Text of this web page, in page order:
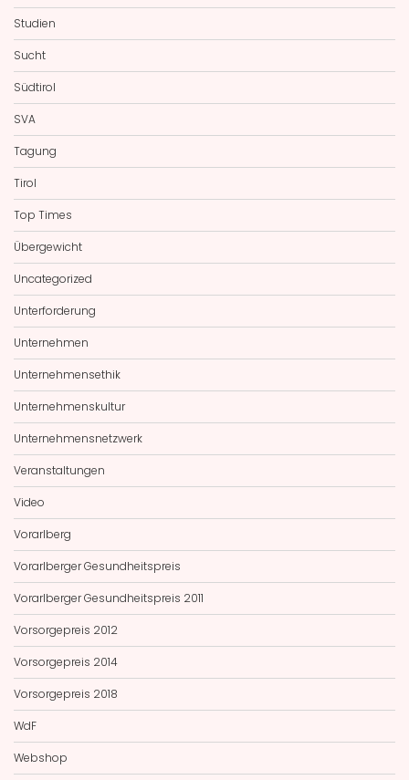
Studien
Sucht
Südtirol
SVA
Tagung
Tirol
Top Times
Übergewicht
Uncategorized
Unterforderung
Unternehmen
Unternehmensethik
Unternehmenskultur
Unternehmensnetzwerk
Veranstaltungen
Video
Vorarlberg
Vorarlberger Gesundheitspreis
Vorarlberger Gesundheitspreis 2011
Vorsorgepreis 2012
Vorsorgepreis 2014
Vorsorgepreis 2018
WdF
Webshop